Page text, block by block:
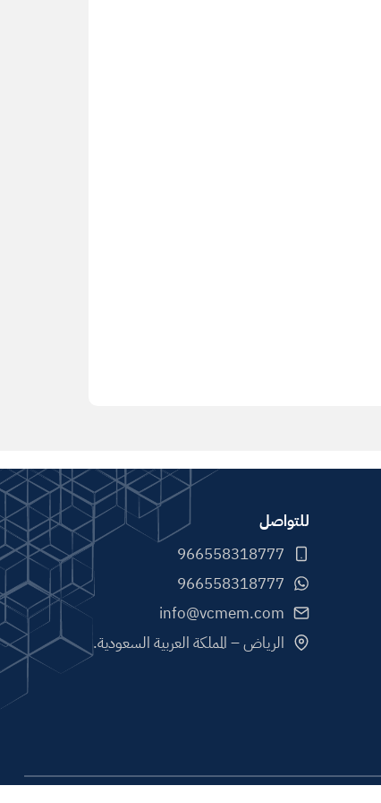
للتواصل
info@vcmem.com
الرياض – المملكة العربية السعودية.